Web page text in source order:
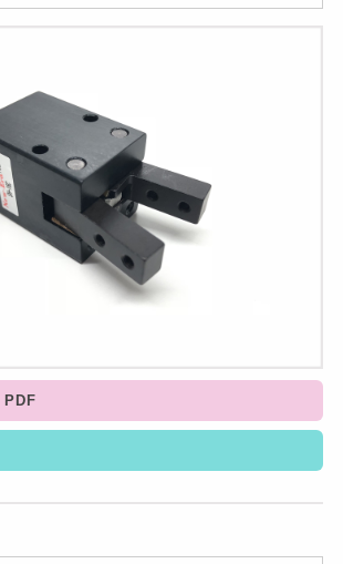
PDF